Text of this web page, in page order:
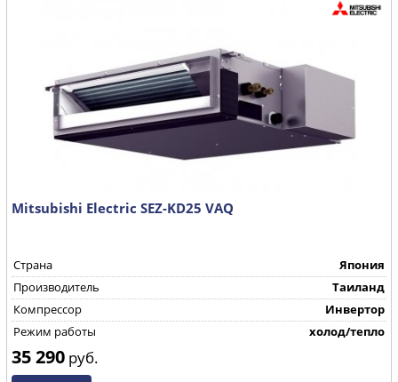
Mitsubishi Electric SEZ-KD25 VAQ
Страна
Япония
Производитель
Таиланд
Компрессор
Инвертор
Режим работы
холод/тепло
35 290 руб.